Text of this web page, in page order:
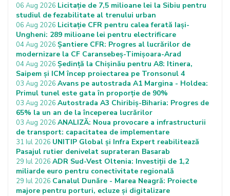
06 Aug 2026 Licitație de 7,5 milioane lei la Sibiu pentru
studiul de fezabilitate al trenului urban
06 Aug 2026 Licitație CFR pentru calea ferată Iași-
Ungheni: 289 milioane lei pentru electrificare
04 Aug 2026 Șantiere CFR: Progres al lucrărilor de
modernizare la CF Caransebeș-Timișoara-Arad
04 Aug 2026 Ședință la Chișinău pentru A8: Itinera,
Saipem și ICM încep proiectarea pe Tronsonul 4
03 Aug 2026 Avans pe autostrada A1 Margina - Holdea:
Primul tunel este gata în proporție de 90%
03 Aug 2026 Autostrada A3 Chiribiș-Biharia: Progres de
65% la un an de la începerea lucrărilor
03 Aug 2026 ANALIZĂ: Noua provocare a infrastructurii
de transport: capacitatea de implementare
31 Iul 2026 UNITIP Global și Infra Expert reabilitează
Pasajul rutier denivelat suprateran Basarab
29 Iul 2026 ADR Sud-Vest Oltenia: Investiții de 1,2
miliarde euro pentru conectivitate regională
29 Iul 2026 Canalul Dunăre - Marea Neagră: Proiecte
majore pentru porturi, ecluze și digitalizare